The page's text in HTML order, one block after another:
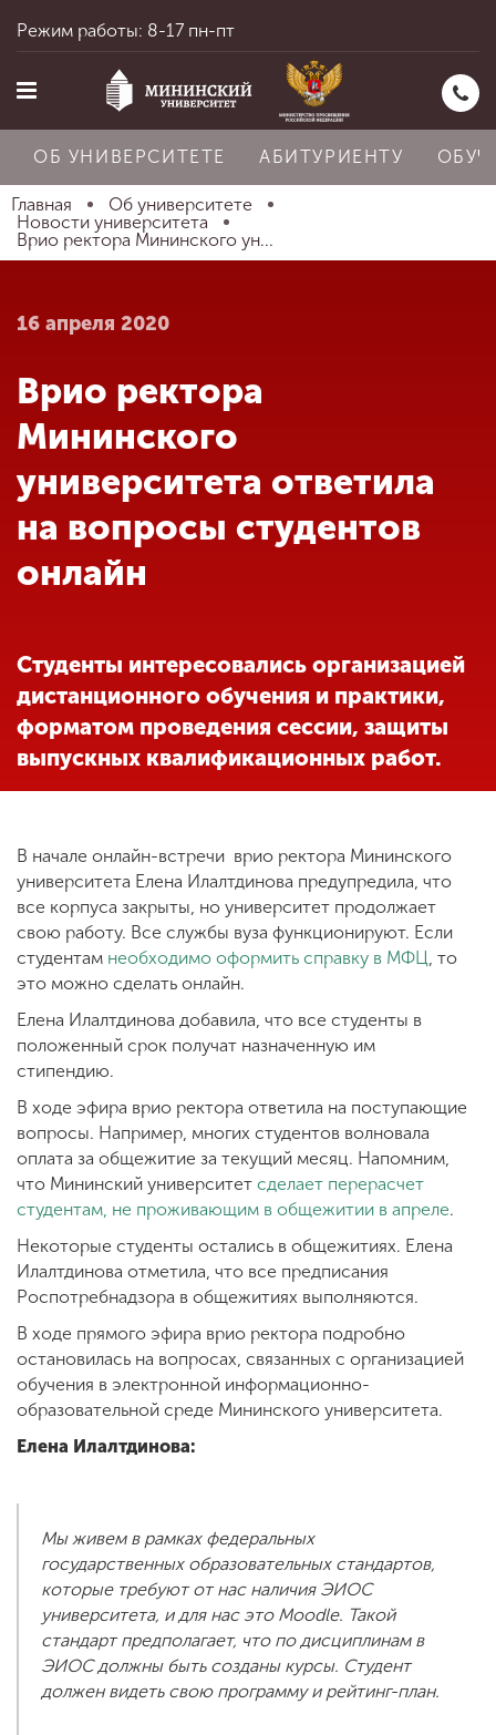
Главная
Абитуриенту
Обучение
Наука
Международная
деятельность
Другие виды
Студенческая жизнь
Сведения об
образовательной
организации
Приемная
комиссия
+7 (831) 262-26-20
Режим работы: 8-17 пн-пт
ОБ УНИВЕРСИТЕТЕ АБИТУРИЕНТУ
Главная
Об университете
Новости университета
Врио ректора Мининского ун...
16 апреля 2020
Врио ректора
Мининского
университета ответила
на вопросы студентов
онлайн
Студенты интересовались организацией
дистанционного обучения и практики,
форматом проведения сессии, защиты
выпускных квалификационных работ.
В начале онлайн-встречи врио ректора Мининского
университета Елена Илалтдинова предупредила, что
все корпуса закрыты, но университет продолжает
свою работу. Все службы вуза функционируют. Если
студентам необходимо оформить справку в МФЦ, то
это можно сделать онлайн.
Елена Илалтдинова добавила, что все студенты в
положенный срок получат назначенную им
стипендию.
В ходе эфира врио ректора ответила на поступающие
вопросы. Например, многих студентов волновала
оплата за общежитие за текущий месяц. Напомним,
что Мининский университет сделает перерасчет
студентам, не проживающим в общежитии в апреле.
Некоторые студенты остались в общежитиях. Елена
Илалтдинова отметила, что все предписания
Роспотребнадзора в общежитиях выполняются.
В ходе прямого эфира врио ректора подробно
остановилась на вопросах, связанных с организацией
обучения в электронной информационно-
образовательной среде Мининского университета.
Елена Илалтдинова:
Мы живем в рамках федеральных
государственных образовательных стандартов,
которые требуют от нас наличия ЭИОС
университета, и для нас это Moodle. Такой
стандарт предполагает, что по дисциплинам в
ЭИОС должны быть созданы курсы. Студент
должен видеть свою программу и рейтинг-план.